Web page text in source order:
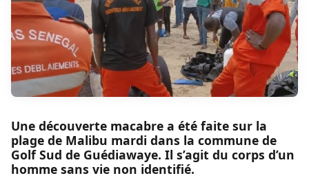
Une découverte macabre a été faite sur la
plage de Malibu mardi dans la commune de
Golf Sud de Guédiawaye. Il s’agit du corps d’un
homme sans vie non identifié.